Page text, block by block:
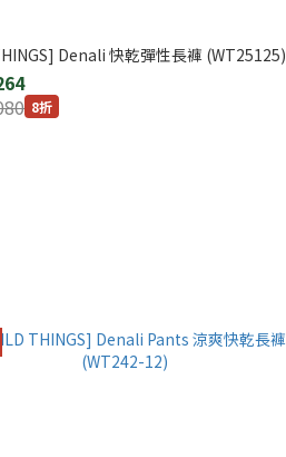
Denali 快乾彈性長褲 (WT25125)
8折